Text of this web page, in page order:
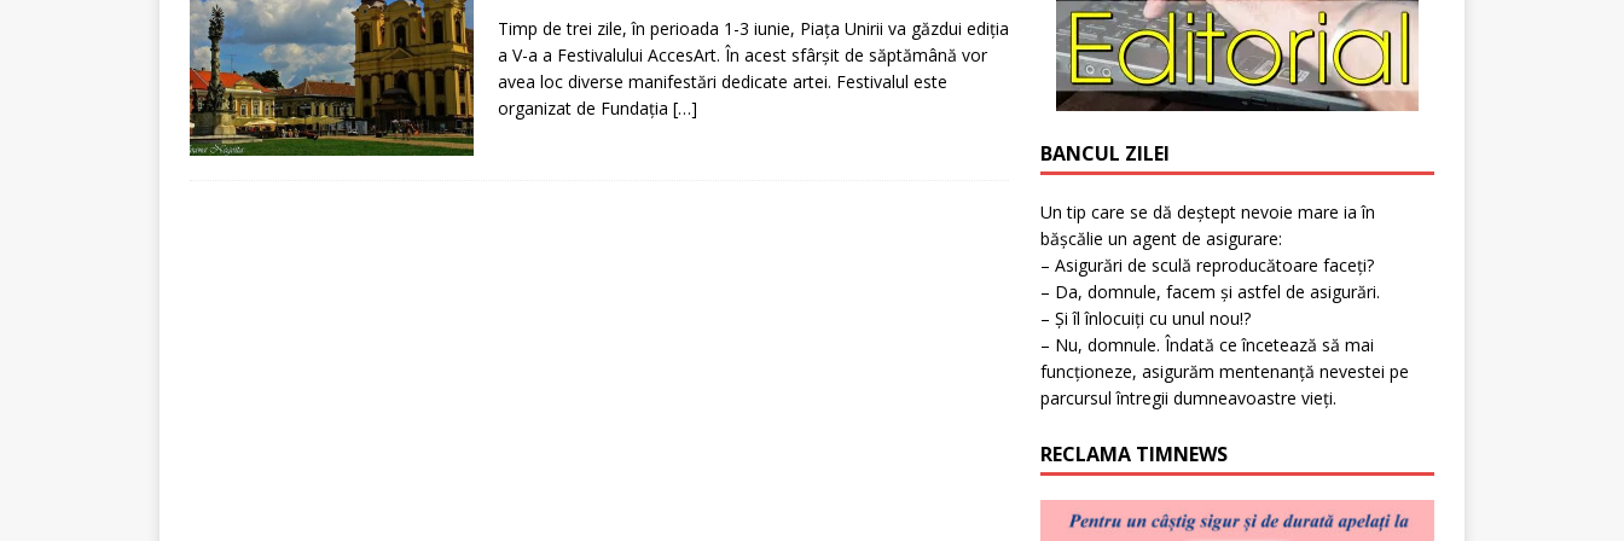
[ 5 august 2026 ]
Timp de trei zile, în perioada 1-3 iunie, Piaţa Unirii va găzdui ediţia
a V-a a Festivalului AccesArt. În acest sfârşit de săptămână vor
avea loc diverse manifestări dedicate artei. Festivalul este
organizat de Fundaţia […]
BANCUL ZILEI
Un tip care se dă deștept nevoie mare ia în
bășcălie un agent de asigurare:
– Asigurări de sculă reproducătoare faceți?
– Da, domnule, facem și astfel de asigurări.
– Și îl înlocuiți cu unul nou!?
– Nu, domnule. Îndată ce încetează să mai
funcționeze, asigurăm mentenanță nevestei pe
parcursul întregii dumneavoastre vieți.
RECLAMA TIMNEWS